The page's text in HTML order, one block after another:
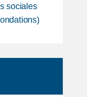
sociales